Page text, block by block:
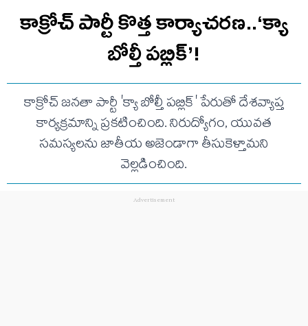
కాక్రోచ్ పార్టీ కొత్త కార్యాచరణ..‘క్యా
బోల్తీ పబ్లిక్’!
కాక్రోచ్ జనతా పార్టీ 'క్యా బోల్తీ పబ్లిక్' పేరుతో దేశవ్యాప్త
కార్యక్రమాన్ని ప్రకటించింది. నిరుద్యోగం, యువత
సమస్యలను జాతీయ అజెండాగా తీసుకెళ్తామని
వెల్లడించింది.